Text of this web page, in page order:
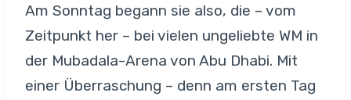
Am Sonntag begann sie also, die – vom
Zeitpunkt her – bei vielen ungeliebte WM in
der Mubadala-Arena von Abu Dhabi. Mit
einer Überraschung – denn am ersten Tag